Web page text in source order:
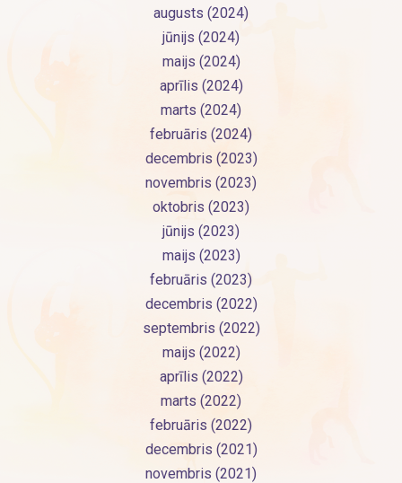
augusts (2024)
jūnijs (2024)
maijs (2024)
aprīlis (2024)
marts (2024)
februāris (2024)
decembris (2023)
novembris (2023)
oktobris (2023)
jūnijs (2023)
maijs (2023)
februāris (2023)
decembris (2022)
septembris (2022)
maijs (2022)
aprīlis (2022)
marts (2022)
februāris (2022)
decembris (2021)
novembris (2021)